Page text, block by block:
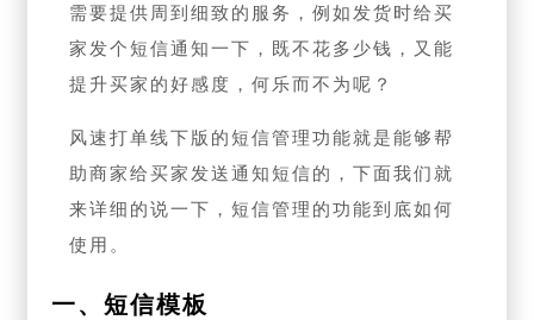
需要提供周到细致的服务，例如发货时给买
家发个短信通知一下，既不花多少钱，又能
提升买家的好感度，何乐而不为呢？
风速打单线下版的短信管理功能就是能够帮
助商家给买家发送通知短信的，下面我们就
来详细的说一下，短信管理的功能到底如何
使用。
一、短信模板